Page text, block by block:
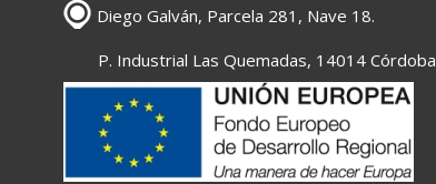
Diego Galván, Parcela 281, Nave 18.
P. Industrial Las Quemadas, 14014 Córdoba